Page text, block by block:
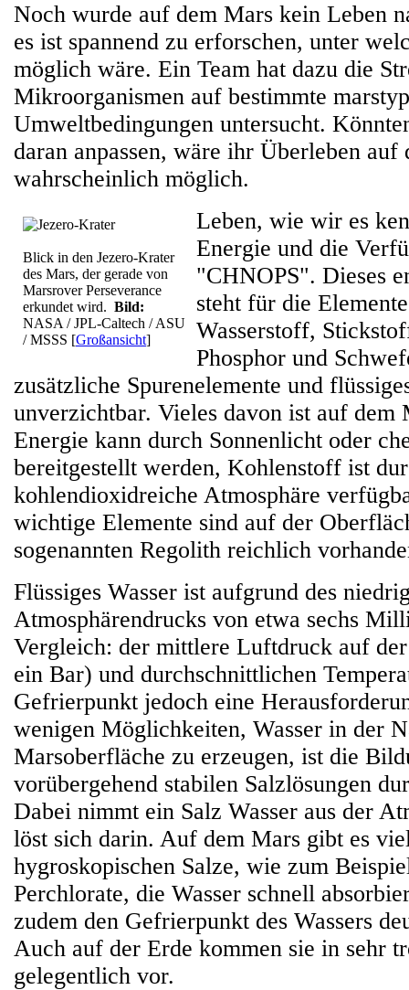
Noch wurde auf dem Mars kein Leben
es ist spannend zu erforschen, unter
möglich wäre. Ein Team hat dazu die
Mikroorganismen auf bestimmte
Umweltbedingungen untersucht.
daran anpassen, wäre ihr Überleben auf
wahrscheinlich möglich.
Blick in den Jezero-Krater
des Mars, der gerade von
Marsrover Perseverance
erkundet wird. Bild:
NASA / JPL-Caltech / ASU
/ MSSS [Großansicht]
Leben, wie wir es
Energie und die
"CHNOPS". Dieses
steht für die
Wasserstoff,
Phosphor und
zusätzliche Spurenelemente und
unverzichtbar. Vieles davon ist auf dem
Energie kann durch Sonnenlicht oder
bereitgestellt werden, Kohlenstoff ist
kohlendioxidreiche Atmosphäre
wichtige Elemente sind auf der
sogenannten Regolith reichlich
Flüssiges Wasser ist aufgrund des
Atmosphärendrucks von etwa sechs
Vergleich: der mittlere Luftdruck auf
ein Bar) und durchschnittlichen
Gefrierpunkt jedoch eine
wenigen Möglichkeiten, Wasser in der
Marsoberfläche zu erzeugen, ist die
vorübergehend stabilen Salzlösungen
Dabei nimmt ein Salz Wasser aus der
löst sich darin. Auf dem Mars gibt es
hygroskopischen Salze, wie zum
Perchlorate, die Wasser schnell
zudem den Gefrierpunkt des Wassers
Auch auf der Erde kommen sie in sehr
gelegentlich vor.